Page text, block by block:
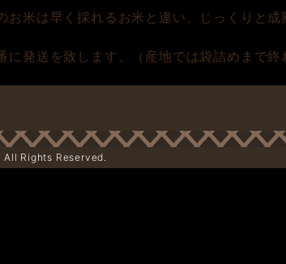
お米は早く採れるお米と違い、じっくりと成
発送を致します。（産地では袋詰めまで終
Rights Reserved.